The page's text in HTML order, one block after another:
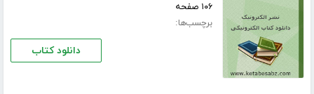
۱۰۶ صفحه
برچسب‌ها:
دانلود کتاب